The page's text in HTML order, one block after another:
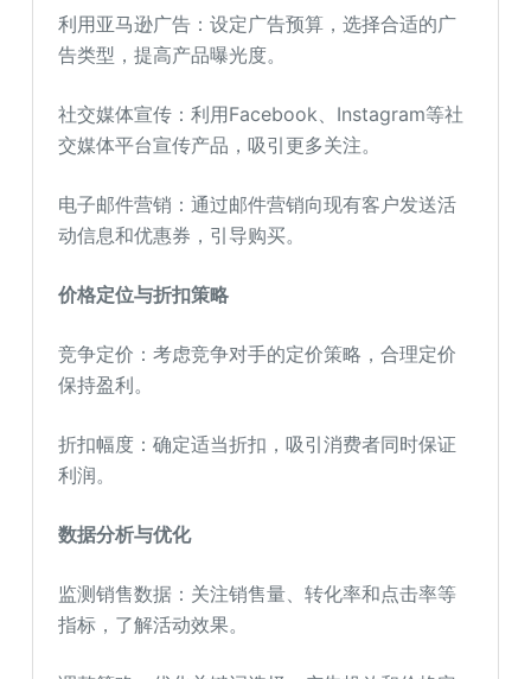
利用亚马逊广告：设定广告预算，选择合适的广
告类型，提高产品曝光度。
社交媒体宣传：利用Facebook、Instagram等社
交媒体平台宣传产品，吸引更多关注。
电子邮件营销：通过邮件营销向现有客户发送活
动信息和优惠券，引导购买。
价格定位与折扣策略
竞争定价：考虑竞争对手的定价策略，合理定价
保持盈利。
折扣幅度：确定适当折扣，吸引消费者同时保证
利润。
数据分析与优化
监测销售数据：关注销售量、转化率和点击率等
指标，了解活动效果。